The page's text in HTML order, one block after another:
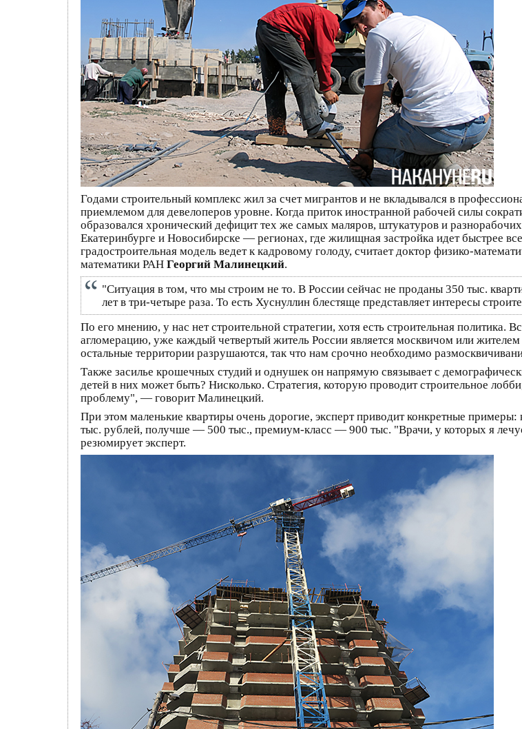
Годами строительный комплекс жил за счет мигрантов и не вкладывался в
приемлемом для девелоперов уровне. Когда приток иностранной рабочей силы
образовался хронический дефицит тех же самых маляров, штукатуров и
Екатеринбурге и Новосибирске — регионах, где жилищная застройка идет быстрее
градостроительная модель ведет к кадровому голоду, считает доктор физико-
математики РАН Георгий Малинецкий.
"Ситуация в том, что мы строим не то. В России сейчас не проданы 350 тыс.
лет в три-четыре раза. То есть Хуснуллин блестяще представляет интересы
По его мнению, у нас нет строительной стратегии, хотя есть строительная политика.
агломерацию, уже каждый четвертый житель России является москвичом или
остальные территории разрушаются, так что нам срочно необходимо
Также засилье крошечных студий и однушек он напрямую связывает с
детей в них может быть? Нисколько. Стратегия, которую проводит строительное
проблему", — говорит Малинецкий.
При этом маленькие квартиры очень дорогие, эксперт приводит конкретные
тыс. рублей, получше — 500 тыс., премиум-класс — 900 тыс. "Врачи, у которых я
резюмирует эксперт.